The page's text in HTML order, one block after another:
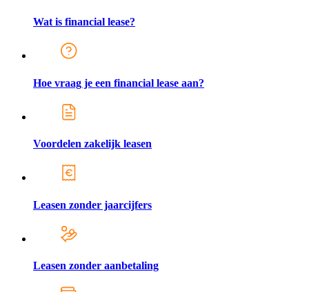
Wat is financial lease?
Hoe vraag je een financial lease aan?
Voordelen zakelijk leasen
Leasen zonder jaarcijfers
Leasen zonder aanbetaling